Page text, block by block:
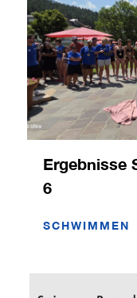
Ergebnisse
6
SCHWIMMEN